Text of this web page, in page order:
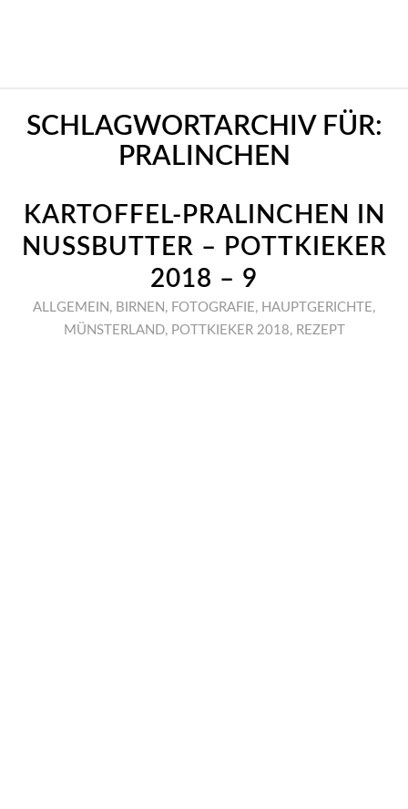
SCHLAGWORTARCHIV FÜR:
PRALINCHEN
KARTOFFEL-PRALINCHEN IN
NUSSBUTTER – POTTKIEKER
2018 – 9
ALLGEMEIN , BIRNEN , FOTOGRAFIE, HAUPTGERICHTE,
MÜNSTERLAND, POTTKIEKER 2018, REZEPT